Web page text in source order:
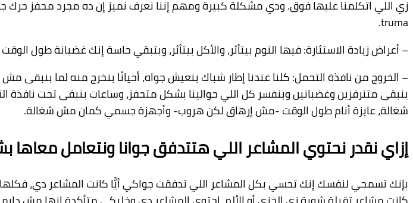
truma.
– أعراض زيادة الاستثارة: فيها النوم بيتأثر، والأكل بيتأثر، وبتبقي حاسة إنك غضبانة
– الخروج من نافذة التحمل: كلنا عندنا إطار شباك بنعيش جواه، أحيانًا بنخرج منه لما
بنبقى متنرفزين وغضبانين وبنفسر كل اللي حوالينا بشكل متحفز، وساعات بنبقى تحت
شغالة، عايزة أنام طول الوقت -مش إرهاق لكن هروب- وأجهزة جسمي كمان مش شغالة.
إزاي نقدر نحتوي المشاعر اللي هتتدفق جوانا ونتعامل
بإنك تسمحي لنفسك إنك تحسي بكل المشاعر اللي تدفقت جواكي أيًّا كانت المشاعر دي،